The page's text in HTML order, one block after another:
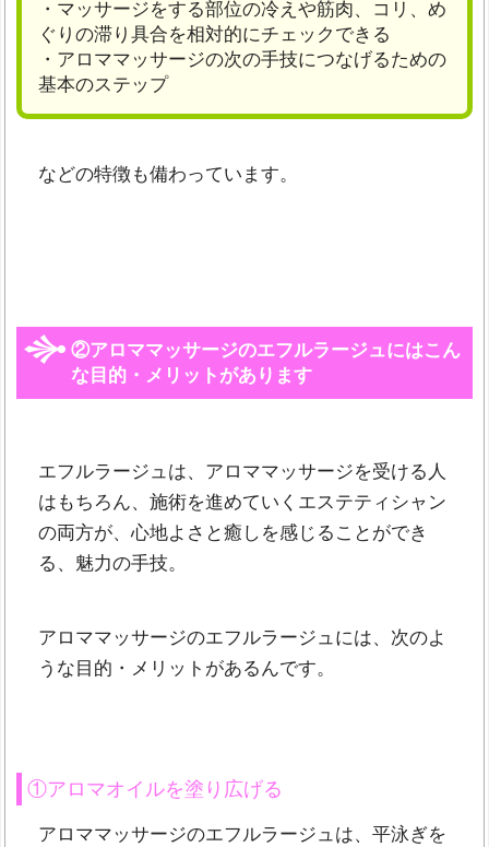
・マッサージをする部位の冷えや筋肉、コリ、め
ぐりの滞り具合を相対的にチェックできる
・アロママッサージの次の手技につなげるための
基本のステップ
などの特徴も備わっています。
②アロママッサージのエフルラージュにはこん
な目的・メリットがあります
エフルラージュは、アロママッサージを受ける人
はもちろん、施術を進めていくエステティシャン
の両方が、心地よさと癒しを感じることができ
る、魅力の手技。
アロママッサージのエフルラージュには、次のよ
うな目的・メリットがあるんです。
①アロマオイルを塗り広げる
アロママッサージのエフルラージュは、平泳ぎを